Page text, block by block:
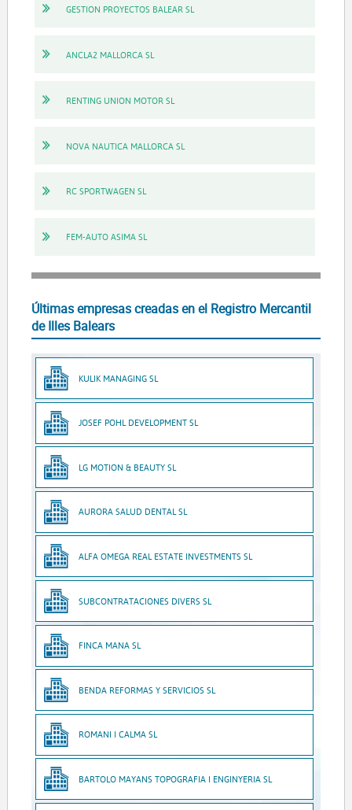
GESTION PROYECTOS BALEAR SL
ANCLA2 MALLORCA SL
RENTING UNION MOTOR SL
NOVA NAUTICA MALLORCA SL
RC SPORTWAGEN SL
FEM-AUTO ASIMA SL
Últimas empresas creadas en el Registro Mercantil
de Illes Balears
KULIK MANAGING SL
JOSEF POHL DEVELOPMENT SL
LG MOTION & BEAUTY SL
AURORA SALUD DENTAL SL
ALFA OMEGA REAL ESTATE INVESTMENTS SL
SUBCONTRATACIONES DIVERS SL
FINCA MANA SL
BENDA REFORMAS Y SERVICIOS SL
ROMANI I CALMA SL
BARTOLO MAYANS TOPOGRAFIA I ENGINYERIA SL